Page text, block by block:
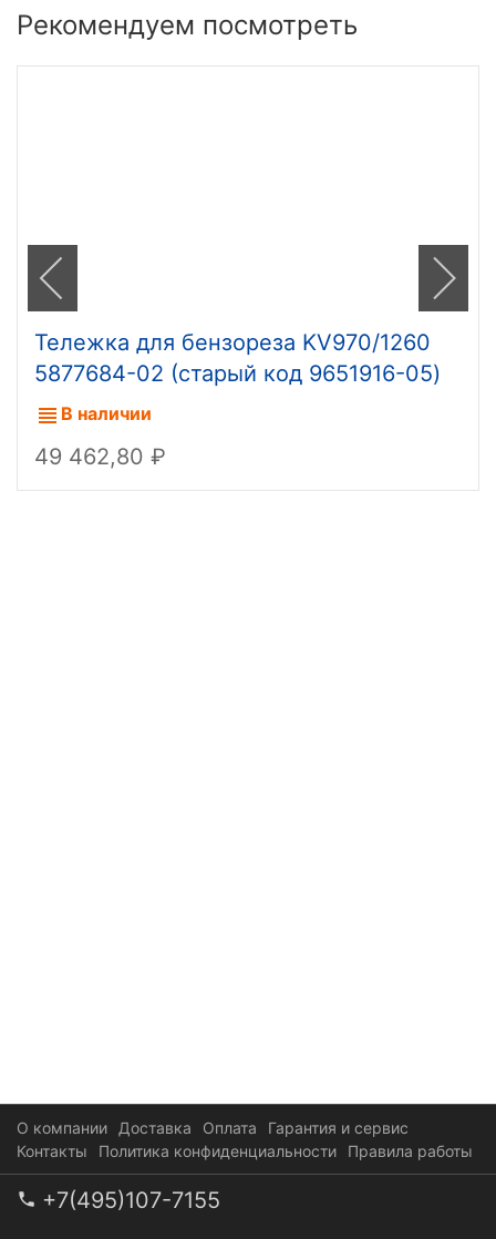
Рекомендуем посмотреть
Тележка для бензореза KV970/1260
5877684-02 (старый код 9651916-05)
В наличии
49 462,80
О компании Доставка Оплата
Гарантия и сервис
Контакты
Политика конфиденциальности Правила работы
+7(495)107-7155